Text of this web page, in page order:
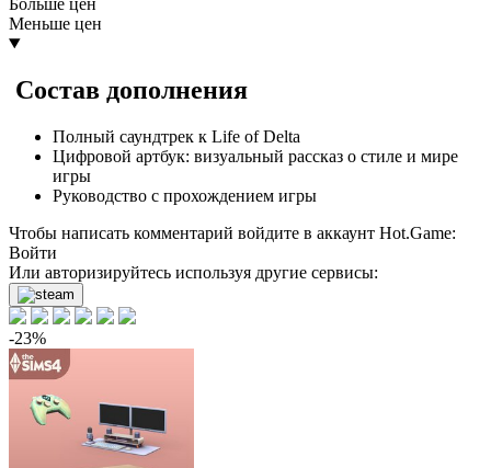
Больше цен
Меньше цен
Состав дополнения
Полный саундтрек к Life of Delta
Цифровой артбук: визуальный рассказ о стиле и мире
игры
Руководство с прохождением игры
Чтобы написать комментарий войдите в аккаунт Hot.Game:
Войти
Или авторизируйтесь используя другие сервисы:
-23%